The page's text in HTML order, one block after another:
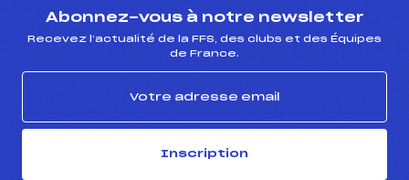
Abonnez-vous à notre newsletter
Recevez l’actualité de la FFS, des clubs et des Équipes
de France.
Inscription